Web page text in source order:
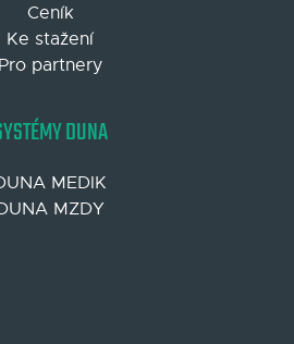
Ceník
Ke stažení
Pro partnery
DUNA
MEDIK
MZDY